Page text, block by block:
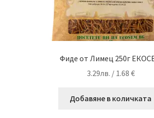
Фиде от Лимец 250г
3.29лв. / 1.68 €
Добавяне в количката